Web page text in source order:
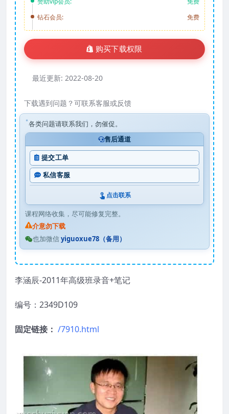
钻石会员:
免费
购买下载权限
最近更新: 2022-08-20
下载遇到问题？可联系客服或反馈
各类问题请联系我们，勿催促。
售后通道
提交工单
私信客服
点击联系
课程网络收集，尽可能修复完整。
介意勿下载
也加微信yiguoxue78（备用）
李涵辰-2011年高级班录音+笔记
编号：2349D109
固定链接： /7910.html